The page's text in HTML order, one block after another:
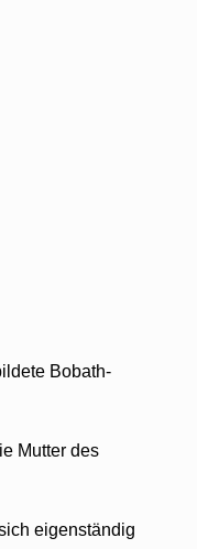
Bobath-
Mutter des
eigenständig